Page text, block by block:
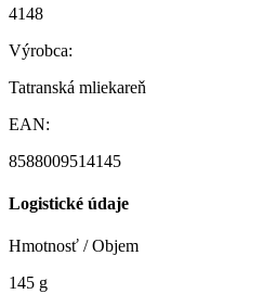
4148
Výrobca:
Tatranská mliekareň
EAN:
8588009514145
Logistické údaje
Hmotnosť / Objem
145 g